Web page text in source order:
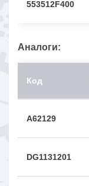
553512F400
Аналоги:
Код
A62129
DG1131201